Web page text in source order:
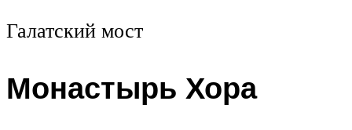
Галатский мост
Монастырь Хора